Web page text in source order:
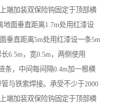
端加装双保险钩固定于顶部横
地面垂直距离1.7m处用红漆设
垂直距离5m处用红漆设一条5m
6.5m，宽0.5m，两侧使用
条，中间每间隔0.4m加一根横
与铁索焊接。承受不少于2000
端加装双保险钩固定于顶部横